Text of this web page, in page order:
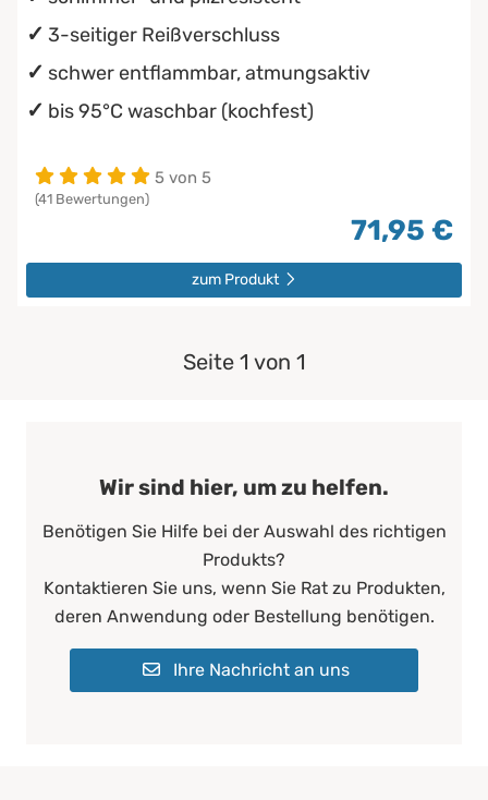
3-seitiger Reißverschluss
schwer entflammbar, atmungsaktiv
bis 95°C waschbar (kochfest)
5 von 5
(41 Bewertungen)
71,95 €
zum Produkt
Seite 1 von 1
Wir sind hier, um zu helfen.
Benötigen Sie Hilfe bei der Auswahl des richtigen
Produkts?
Kontaktieren Sie uns, wenn Sie Rat zu Produkten,
deren Anwendung oder Bestellung benötigen.
Ihre Nachricht an uns